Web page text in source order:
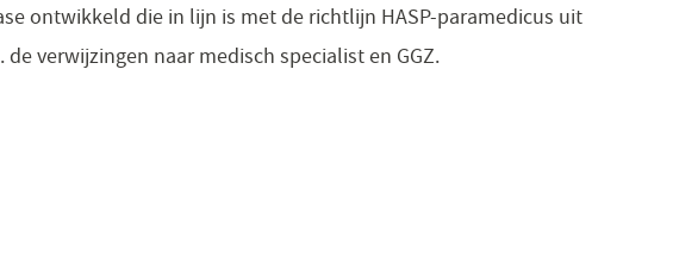
ontwikkeld die in lijn is met de richtlijn HASP-paramedicus uit
verwijzingen naar medisch specialist en GGZ.